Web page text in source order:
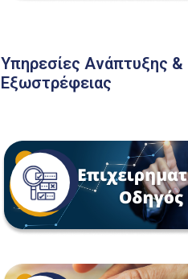
Υπηρεσίες Ανάπτυξης &
Εξωστρέφειας